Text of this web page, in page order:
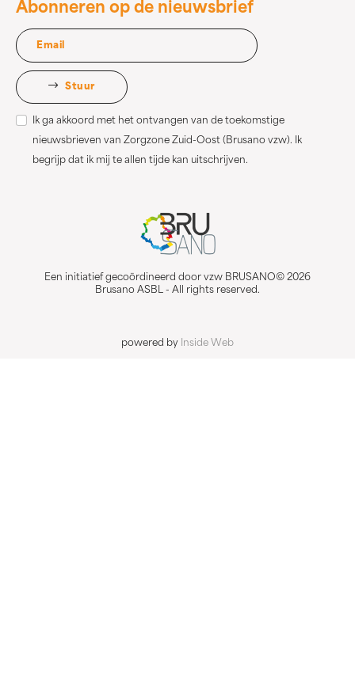
Abonneren op de nieuwsbrief
Stuur
Ik ga akkoord met het ontvangen van de toekomstige
nieuwsbrieven van Zorgzone Zuid-Oost (Brusano vzw). Ik
begrijp dat ik mij te allen tijde kan uitschrijven.
Een initiatief gecoördineerd door vzw BRUSANO© 2026
Brusano ASBL - All rights reserved.
powered by Inside Web